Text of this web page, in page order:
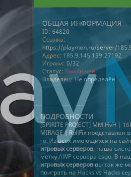
ОБЩАЯ ИНФОРМАЦИЯ
ID: 64820
Ссылка:
https://playmon.ru/server/
Адрес: 185.9.145.159:27192
Игроки: 0/32
Статус: Выключен
Владелец:Не определён
ПОДРОБНОСТИ
[SPIRITE PROJECT] MM HvH |
MIRAGE | RollFix представлен
го. Из всех имеющихся на
игровых серверов, наша
меткуAWP сервера csgo. В
игровых серверов вы так же
поиграть на Hacks vs Hacks